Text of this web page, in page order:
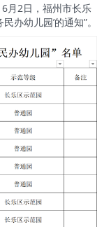
月2日，福州市长乐
办幼儿园’的通知”。